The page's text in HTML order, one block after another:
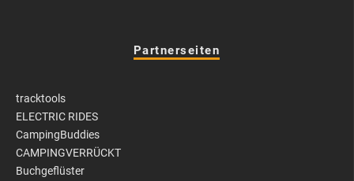
Partnerseiten
tracktools
ELECTRIC RIDES
CampingBuddies
CAMPINGVERRÜCKT
Buchgeflüster